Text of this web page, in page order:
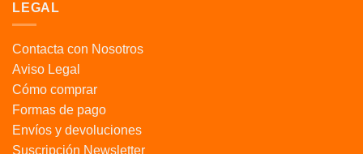
LEGAL
Contacta con Nosotros
Aviso Legal
Cómo comprar
Formas de pago
Envíos y devoluciones
Suscripción Newsletter